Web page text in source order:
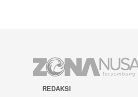
REDAKSI